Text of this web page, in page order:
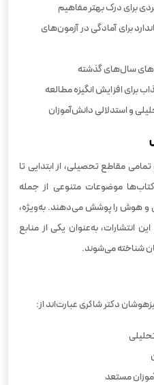
برای درک بهتر مفاهیم
برای آمادگی در آزمون‌های
سال‌های گذشته
برای افزایش انگیزه مطالعه
و استدلالی دانش‌آموزان
مقاطع تحصیلی، از ابتدایی تا
موضوعات متنوعی از جمله
و هوش را پوشش می‌دهند. به‌ویژه،
انتشارات، به‌عنوان یکی از منابع
شناخته می‌شوند.
دکتر شاکری عبارت‌اند از:
مستعد